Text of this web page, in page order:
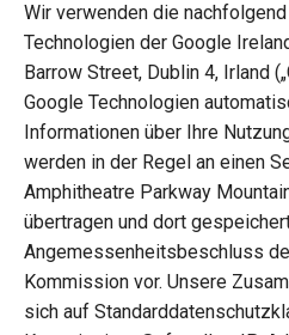
Wir verwenden die
Technologien der Google
Barrow Street, Dublin 4, Irland
Google Technologien
Informationen über Ihre
werden in der Regel an einen
Amphitheatre Parkway
übertragen und dort
Angemessenheitsbeschluss
Kommission vor. Unsere
sich auf